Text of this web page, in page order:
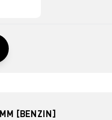
[BENZIN]